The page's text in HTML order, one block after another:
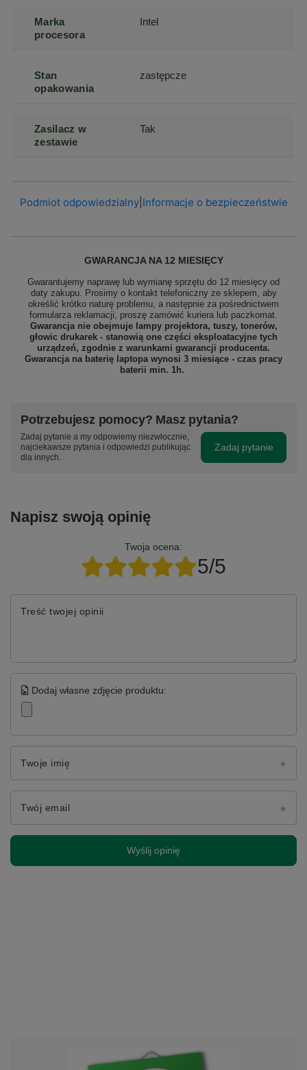
Marka
procesora
Intel
Stan
opakowania
zastępcze
Zasilacz w
zestawie
Tak
Podmiot odpowiedzialny| Informacje o bezpieczeństwie
GWARANCJA NA 12 MIESIĘCY
Gwarantujemy naprawę lub wymianę sprzętu do 12 miesięcy od
daty zakupu. Prosimy o kontakt telefoniczny ze sklepem, aby
określić krótko naturę problemu, a następnie za pośrednictwem
formularza reklamacji, proszę zamówić kuriera lub paczkomat.
Gwarancja nie obejmuje lampy projektora, tuszy, tonerów,
głowic drukarek - stanowią one części eksploatacyjne tych
urządzeń, zgodnie z warunkami gwarancji producenta.
Gwarancja na baterię laptopa wynosi 3 miesiące - czas pracy
baterii min. 1h.
Potrzebujesz pomocy? Masz pytania?
Zadaj pytanie a my odpowiemy niezwłocznie,
najciekawsze pytania i odpowiedzi publikując
dla innych.
Zadaj pytanie
Napisz swoją opinię
Twoja ocena:
5/5
Treść twojej opinii
Dodaj własne zdjęcie produktu:
Twoje imię
Twój email
Wyślij opinię